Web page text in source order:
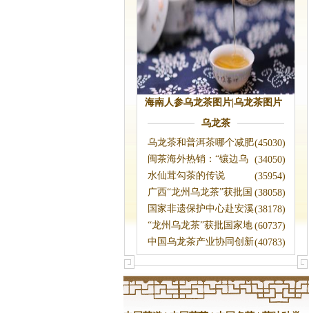
海南人参乌龙茶图片|乌龙茶图片
乌龙茶
(45030)
乌龙茶和普洱茶哪个减肥
效果好
(34050)
闽茶海外热销：“镶边乌
龙”香贯“
(35954)
水仙茸勾茶的传说
(38058)
广西“龙州乌龙茶”获批国
家地理标
(38178)
国家非遗保护中心赴安溪
考察乌龙茶
(60737)
“龙州乌龙茶”获批国家地
理标志保
(40783)
中国乌龙茶产业协同创新
中心在武夷